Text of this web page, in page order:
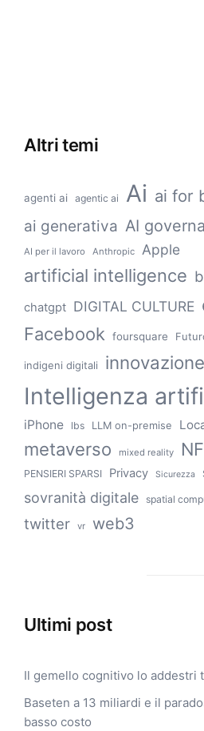
Altri temi
agenti ai agentic ai Ai ai for
ai generativa AI
AI per il lavoro Anthropic Apple
artificial intelligence
chatgpt DIGITAL CULTURE
Facebook foursquare
indigeni digitali innovazione
Intelligenza
iPhone lbs LLM on-premise
metaverso mixed reality
PENSIERI SPARSI Privacy Sicurezza
sovranità digitale spatial
twitter vr web3
Ultimi post
Il gemello cognitivo lo addestri
Baseten a 13 miliardi e il
basso costo